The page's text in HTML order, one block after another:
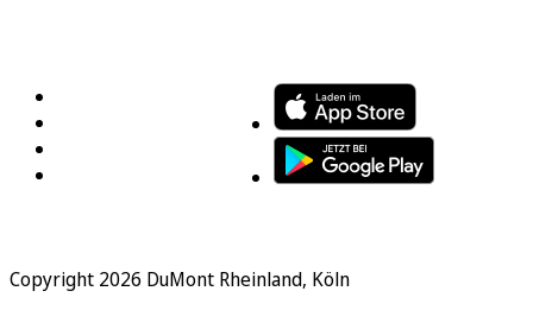
Copyright 2026 DuMont Rheinland, Köln